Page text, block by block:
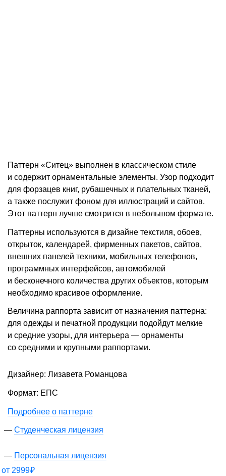
Паттерн «Ситец» выполнен в классическом стиле
и содержит орнаментальные элементы. Узор подходит
для форзацев книг, рубашечных и плательных тканей,
а также послужит фоном для иллюстраций и сайтов.
Этот паттерн лучше смотрится в небольшом формате.
Паттерны используются в дизайне текстиля, обоев,
открыток, календарей, фирменных пакетов, сайтов,
внешних панелей техники, мобильных телефонов,
программных интерфейсов, автомобилей
и бесконечного количества других объектов, которым
необходимо красивое оформление.
Величина раппорта зависит от назначения паттерна:
для одежды и печатной продукции подойдут мелкие
и средние узоры, для интерьера — орнаменты
со средними и крупными раппортами.
Дизайнер: Лизавета Романцова
Формат: ЕПС
Подробнее о паттерне
Студенческая лицензия
Персональная лицензия
от 2999₽